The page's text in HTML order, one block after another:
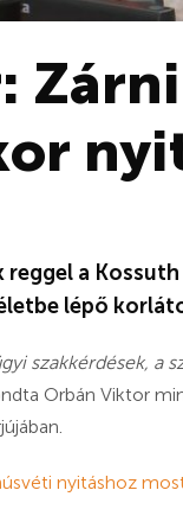
a
lépő
szakkérdések, a
Orbán Viktor
nyitáshoz